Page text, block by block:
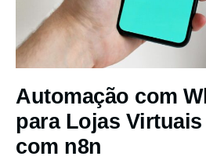
Automação com
para Lojas Virtuais
com n8n